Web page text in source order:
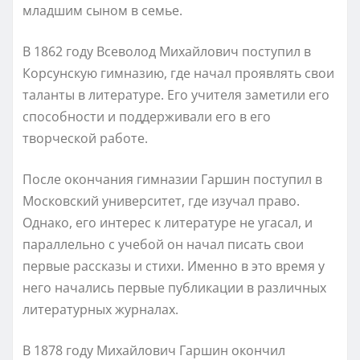
младшим сыном в семье.
В 1862 году Всеволод Михайлович поступил в
Корсунскую гимназию, где начал проявлять свои
таланты в литературе. Его учителя заметили его
способности и поддерживали его в его
творческой работе.
После окончания гимназии Гаршин поступил в
Московский университет, где изучал право.
Однако, его интерес к литературе не угасал, и
параллельно с учебой он начал писать свои
первые рассказы и стихи. Именно в это время у
него начались первые публикации в различных
литературных журналах.
В 1878 году Михайлович Гаршин окончил